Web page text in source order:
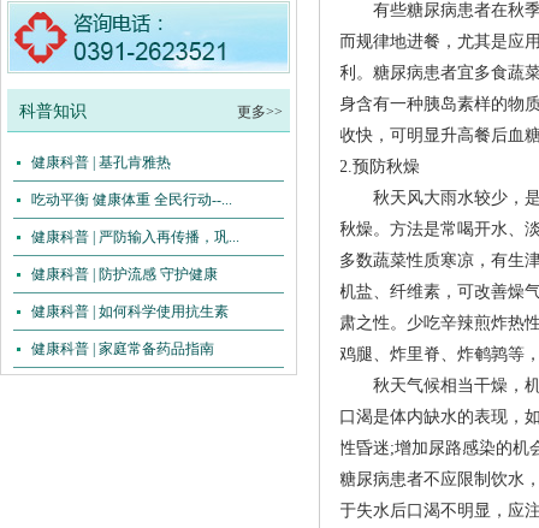
更多>>
科普知识
健康科普 | 基孔肯雅热
吃动平衡 健康体重 全民行动--...
健康科普 | 严防输入再传播，巩...
健康科普 | 防护流感 守护健康
健康科普 | 如何科学使用抗生素
健康科普 | 家庭常备药品指南
有些糖尿病患者在秋
而规律地进餐，尤其是应
利。糖尿病患者宜多食蔬
身含有一种胰岛素样的物
收快，可明显升高餐后血
2.预防秋燥
秋天风大雨水较少，
秋燥。方法是常喝开水、
多数蔬菜性质寒凉，有生
机盐、纤维素，可改善燥
肃之性。少吃辛辣煎炸热
鸡腿、炸里脊、炸鹌鹑等
秋天气候相当干燥，
口渴是体内缺水的表现，
性昏迷;增加尿路感染的机
糖尿病患者不应限制饮水
于失水后口渴不明显，应